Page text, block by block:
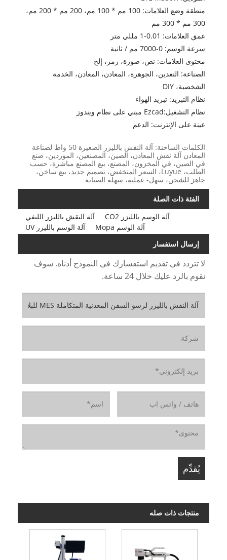
منطقة وضع العلامات: 100 مم * 100 مم، 200 مم * 200 مم،
300 مم * 300 مم
عمق العلامات: 0.01-1 مللي متر
سرعة الوسم: 0-7000 مم / ثانية
محتوى العلامات: نص، صورة، رمز، إلخ
الصناعة: التعدين، الجوهرة، المعادن، المعادن، الخدمة
الشخصية، DIY
نظام التبريد: تبريد الهواء
نظام التشغيل:Ezcad مبني على نظام ويندوز
عينة على الإنترنت: الدعم
الكلمات الساخنة: آلة النقش بالليزر الصغيرة 50 واط لصناعة
المعادن آلة نقش المعادن، الصين، المصنعين، الموردين، صنع
في الصين، في المخزون، المصنع، بيع المصنع مباشرة، حسب
الطلب، Luyue، السعر المنخفض، تصميم جديد، بيع ساخن،
جاهز للشحن، سهل- عملية، سهلة الصيانة
الفئة ذات الصلة
آلة النقش بالليزر الليفي
آلة الوسم بالليزر CO2
آلة الوسم بالليزر UV
آلة الوسم Mopa
إرسال استفسار
لا تتردد في تقديم استفسارك في النموذج أدناه. سوف
نقوم بالرد عليك خلال 24 ساعة.
منتجات ذات صله